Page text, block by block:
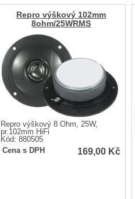
Repro výškový 102mm
8ohm/25WRMS
Repro výškový 8 Ohm, 25W,
pr.102mm HiFi
Kód: 880505
Cena s DPH
169,00 Kč